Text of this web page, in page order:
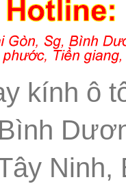
kính ô